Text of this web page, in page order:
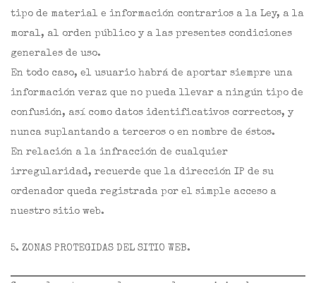
tipo de material e información contrarios a la Ley, a la
moral, al orden público y a las presentes condiciones
generales de uso.
En todo caso, el usuario habrá de aportar siempre una
información veraz que no pueda llevar a ningún tipo de
confusión, así como datos identificativos correctos, y
nunca suplantando a terceros o en nombre de éstos.
En relación a la infracción de cualquier
irregularidad, recuerde que la dirección IP de su
ordenador queda registrada por el simple acceso a
nuestro sitio web.
5. ZONAS PROTEGIDAS DEL SITIO WEB.